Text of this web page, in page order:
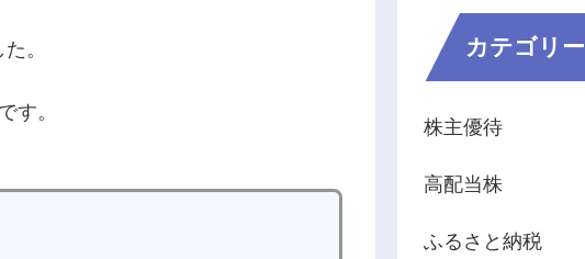
。
す。
カテゴリー
株主優待
高配当株
ふるさと納税